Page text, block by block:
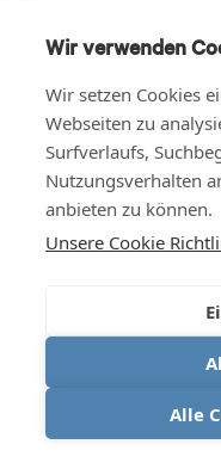
Wir verwenden
Wir setzen Cookies
Webseiten zu
Surfverlaufs,
Nutzungsverhalten
anbieten zu können.
Unsere Cookie
Alle